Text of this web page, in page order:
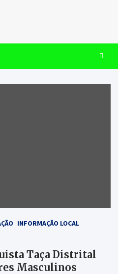
87.7, 106
INFORMAÇÃO LOCAL
Taça Distrital
Masculinos